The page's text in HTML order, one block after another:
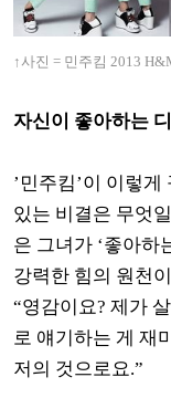
↑사진 = 민주킴 2013
자신이 좋아하는
’민주킴’이 이렇
있는 비결은 무엇
은 그녀가 ‘좋아하
강력한 힘의 원천
“영감이요? 제가
로 얘기하는 게 재
저의 것으로요.”